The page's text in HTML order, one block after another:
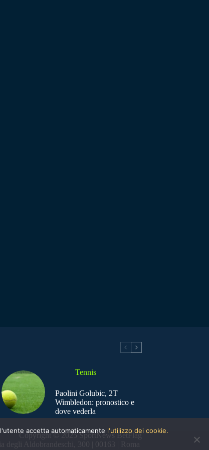
Tennis
Paolini Golubic, 2T
Wimbledon: pronostico e
dove vederla
Copyright © 2025 SportNews BetFlag
degli Aldobrandeschi, 300 | 00163 | Roma
accetta automaticamente l'utilizzo dei cookie.